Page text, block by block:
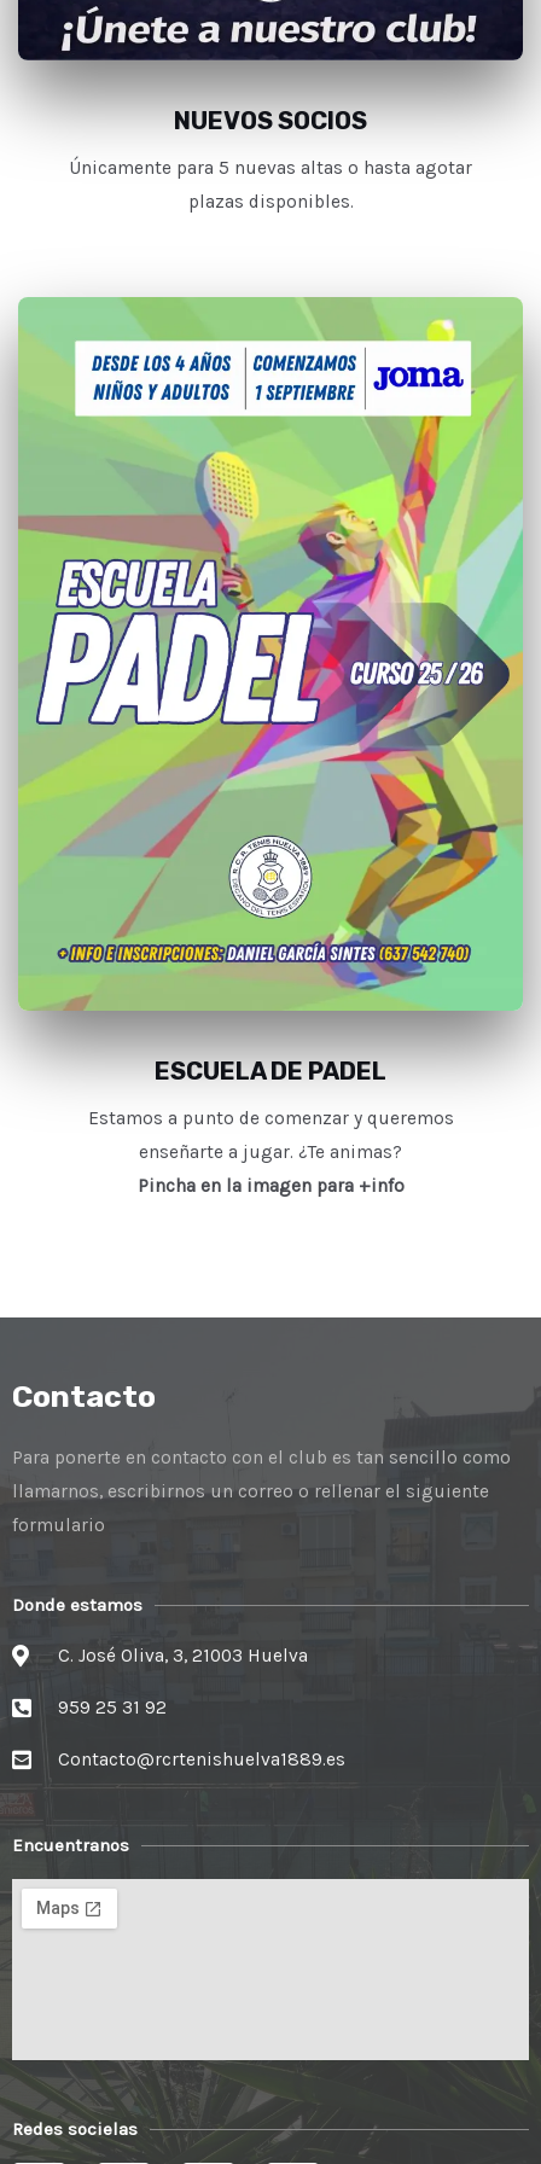
NUEVOS SOCIOS
Únicamente para 5 nuevas altas o hasta agotar
plazas disponibles.
ESCUELA DE PADEL
Estamos a punto de comenzar y queremos
enseñarte a jugar. ¿Te animas?
Pincha en la imagen para +info
Contacto
Para ponerte en contacto con el club es tan sencillo como
llamarnos, escribirnos un correo o rellenar el siguiente
formulario
Donde estamos
C. José Oliva, 3, 21003 Huelva
959 25 31 92
Contacto@rcrtenishuelva1889.es
Encuentranos
Redes socielas